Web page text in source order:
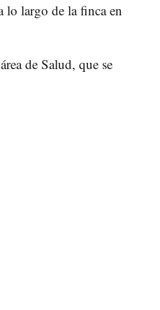
lo largo de la finca en
de Salud, que se